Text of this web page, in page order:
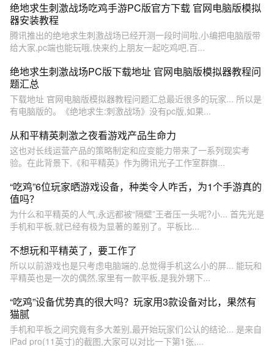
绝地求生刺激战场吃鸡手游PC版官方下载 官网电脑版模拟
器安装教程
腾讯推出的绝地求生刺激战场已经开测一段时间啦,小编把电脑版带
给大家,pc端也能玩哦,快来约上朋友一起吃鸡吧,百...
绝地求生刺激战场PC版下载地址 官网电脑版模拟器教程问
题汇总
下载地址 官网电脑版模拟器教程问题汇总最近很多的玩家... 所以是
有电脑版的。《绝地求生:刺激战场》没有pc版,如果...
从和平精英刺激之夜看游戏产品生命力
这也对长线运营产品的策略制定和应变能力带来了一系列现实考
验。在此背景下,《和平精英》作为腾讯光子工作室群旗...
“吃鸡”6位玩家晒游戏设备，种类令人咋舌，为1个手游真的
值吗？
为什么和平精英的人气,永远都被“隔壁”王者压一头呢?小... 首先光是
手机和平板,就已经有极为显著的差别了。平板比...
不想玩和平精英了，要工作了
所以以前游戏也是只考虑电脑端的,总觉得手机这么小的屏... 能玩和
平精英也是一次的偶然,家里有一款平板,是我外甥下...
“吃鸡”设备优势真的很大吗？玩家用3款设备对比，果然有
猫腻
手机和平板之间究竟有多大差别,最开始玩家们公认的结论... 是来自
iPad pro(11英寸)的截图,大家可以对比一下第1张,...